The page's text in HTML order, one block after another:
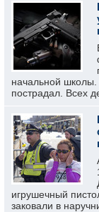
начальной
пострадал. Всех
игрушечный
заковали в